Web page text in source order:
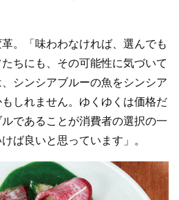
。「味わわなければ、選んでも
ちにも、その可能性に気づいて
シンシアブルーの魚をシンシア
しれません。ゆくゆくは価格だ
であることが消費者の選択の一
ば良いと思っています」。